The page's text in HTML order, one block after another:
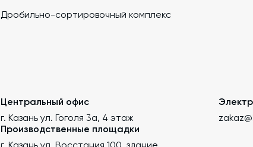
Дробильно-сортировочный комплекс
Центральный офис
г. Казань ул. Гоголя 3а, 4 этаж
Производственные площадки
г. Казань ул. Восстания 100, здание